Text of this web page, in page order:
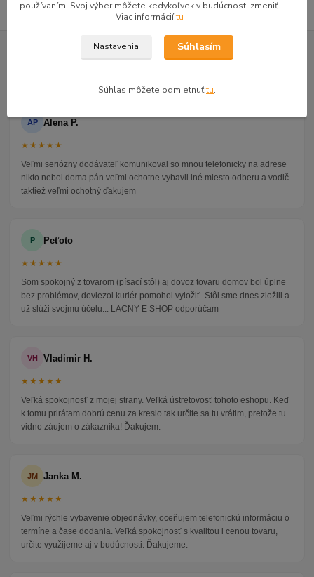
GOOGLE RECENZIE ZÁKAZNÍKOV
AP Alena P.
★★★★★
Veľmi seriózny dodávateľ komunikoval so mnou telefonicky na adrese
nikto nebol doma pán veľmi ochotne vybavil iné miesto odberu a vodič
taktiež veľmi ochotný ďakujem
P Peťoto
★★★★★
Som spokojný z tovarom (písací stôl) aj dovoz tovaru domov bol úplne
bez problémov, doviezol kuriér pomohol vyložiť. Stôl sme dnes zložili a
už slúži svojmu účelu... LACNY E SHOP odporúčam
VH Vladimir H.
★★★★★
Veľká spokojnosť z mojej strany. Veľká ústretovosť tohoto eshopu. Keď
k tomu prirátam dobrú cenu za kreslo tak určite sa tu vrátim, pretože tu
vidno záujem o zákazníka! Ďakujem.
JM Janka M.
★★★★★
Veľmi rýchle vybavenie objednávky, oceňujem telefonickú informáciu o
termíne a čase dodania. Veľká spokojnosť s kvalitou i cenou tovaru,
určite využijeme aj v budúcnosti. Ďakujeme.
používaním. Svoj výber môžete kedykoľvek v budúcnosti zmeniť.
Viac informáciítu
Nastavenia Súhlasím
Súhlas môžete odmietnuťtu.